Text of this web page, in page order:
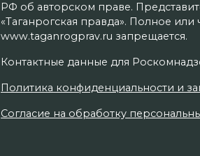
РФ об авторском праве.
«Таганрогская правда». Полное
www.taganrogprav.ru запрещается.
Контактные данные для
Политика конфиденциальности и
Согласие на обработку